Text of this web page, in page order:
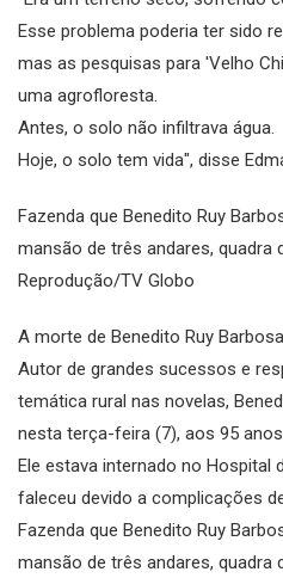
Esse problema poderia ter sido
mas as pesquisas para 'Velho
uma agrofloresta.
Antes, o solo não infiltrava água.
Hoje, o solo tem vida", disse
Fazenda que Benedito Ruy
mansão de três andares, quadra
Reprodução/TV Globo
A morte de Benedito Ruy Barbosa
Autor de grandes sucessos e
temática rural nas novelas,
nesta terça-feira (7), aos 95 anos.
Ele estava internado no Hospital
faleceu devido a complicações
Fazenda que Benedito Ruy
mansão de três andares, quadra